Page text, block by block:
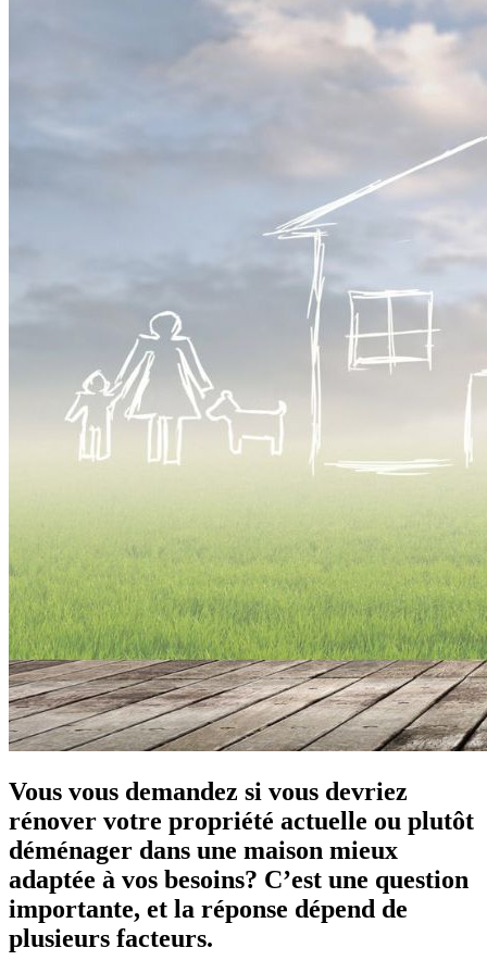
Vous vous demandez si vous devriez
rénover votre propriété actuelle ou plutôt
déménager dans une maison mieux
adaptée à vos besoins? C’est une question
importante, et la réponse dépend de
plusieurs facteurs.